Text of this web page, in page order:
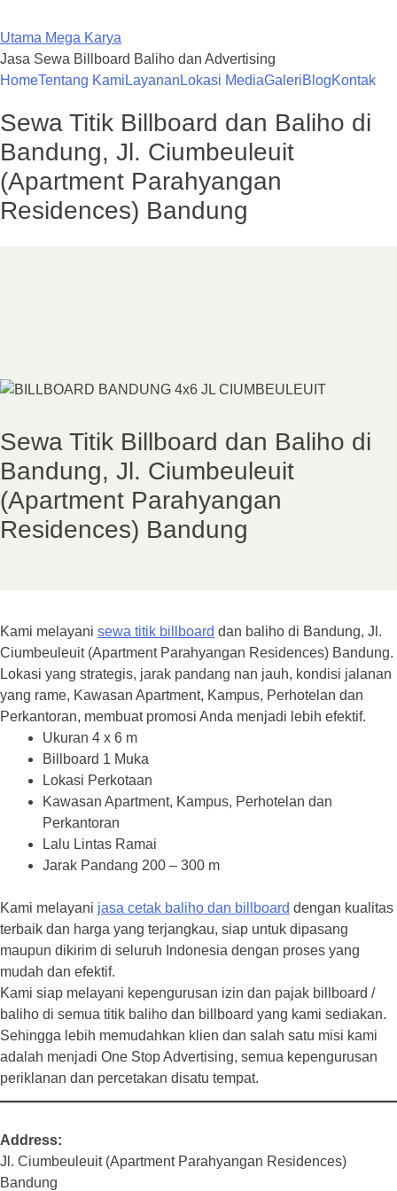
to
content
Utama Mega Karya
Jasa Sewa Billboard Baliho dan Advertising
HomeTentang Kami Layanan Lokasi MediaGaleriBlogKontak
Sewa Titik Billboard dan Baliho di
Bandung, Jl. Ciumbeuleuit
(Apartment Parahyangan
Residences) Bandung
Sewa Titik Billboard dan Baliho di
Bandung, Jl. Ciumbeuleuit
(Apartment Parahyangan
Residences) Bandung
Kami melayani sewa titik billboard dan baliho di Bandung, Jl.
Ciumbeuleuit (Apartment Parahyangan Residences) Bandung.
Lokasi yang strategis, jarak pandang nan jauh, kondisi jalanan
yang rame, Kawasan Apartment, Kampus, Perhotelan dan
Perkantoran, membuat promosi Anda menjadi lebih efektif.
Ukuran 4 x 6 m
Billboard 1 Muka
Lokasi Perkotaan
Kawasan Apartment, Kampus, Perhotelan dan
Perkantoran
Lalu Lintas Ramai
Jarak Pandang 200 – 300 m
Kami melayani jasa cetak baliho dan billboard dengan kualitas
terbaik dan harga yang terjangkau, siap untuk dipasang
maupun dikirim di seluruh Indonesia dengan proses yang
mudah dan efektif.
Kami siap melayani kepengurusan izin dan pajak billboard /
baliho di semua titik baliho dan billboard yang kami sediakan.
Sehingga lebih memudahkan klien dan salah satu misi kami
adalah menjadi One Stop Advertising, semua kepengurusan
periklanan dan percetakan disatu tempat.
Address
Jl. Ciumbeuleuit (Apartment Parahyangan Residences)
Bandung